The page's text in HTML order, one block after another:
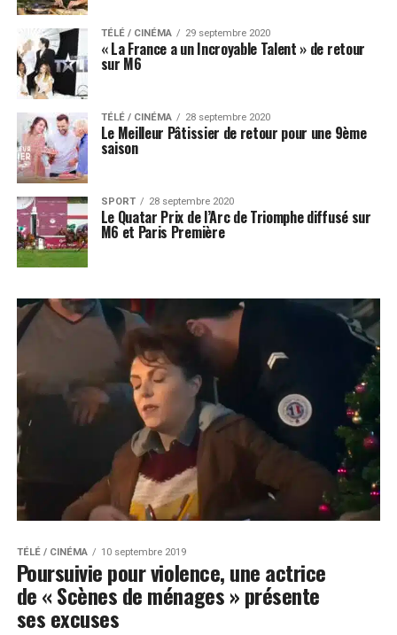
TÉLÉ / CINÉMA 29 septembre 2020
« La France a un Incroyable Talent » de retour
sur M6
TÉLÉ / CINÉMA 28 septembre 2020
Le Meilleur Pâtissier de retour pour une 9ème
saison
SPORT 28 septembre 2020
Le Quatar Prix de l’Arc de Triomphe diffusé sur
M6 et Paris Première
TÉLÉ / CINÉMA 10 septembre 2019
Poursuivie pour violence, une actrice
de « Scènes de ménages » présente
ses excuses